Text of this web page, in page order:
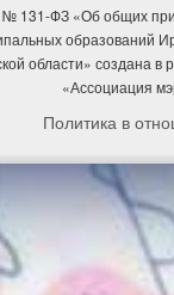
131-ФЗ «Об общих
образований
области» создана
«Ассоциация
Политика в